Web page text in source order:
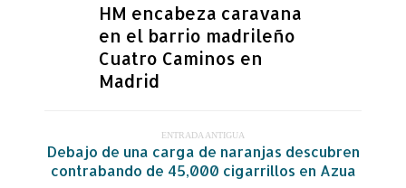
HM encabeza caravana
en el barrio madrileño
Cuatro Caminos en
Madrid
ENTRADA ANTIGUA
Debajo de una carga de naranjas descubren
contrabando de 45,000 cigarrillos en Azua